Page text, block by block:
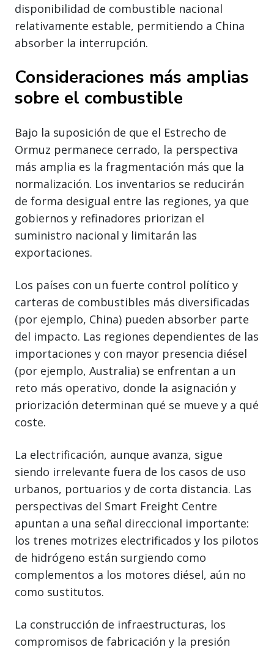
disponibilidad de combustible nacional
relativamente estable, permitiendo a China
absorber la interrupción.
Consideraciones más amplias
sobre el combustible
Bajo la suposición de que el Estrecho de
Ormuz permanece cerrado, la perspectiva
más amplia es la fragmentación más que la
normalización. Los inventarios se reducirán
de forma desigual entre las regiones, ya que
gobiernos y refinadores priorizan el
suministro nacional y limitarán las
exportaciones.
Los países con un fuerte control político y
carteras de combustibles más diversificadas
(por ejemplo, China) pueden absorber parte
del impacto. Las regiones dependientes de las
importaciones y con mayor presencia diésel
(por ejemplo, Australia) se enfrentan a un
reto más operativo, donde la asignación y
priorización determinan qué se mueve y a qué
coste.
La electrificación, aunque avanza, sigue
siendo irrelevante fuera de los casos de uso
urbanos, portuarios y de corta distancia. Las
perspectivas del Smart Freight Centre
apuntan a una señal direccional importante:
los trenes motrizes electrificados y los pilotos
de hidrógeno están surgiendo como
complementos a los motores diésel, aún no
como sustitutos.
La construcción de infraestructuras, los
compromisos de fabricación y la presión